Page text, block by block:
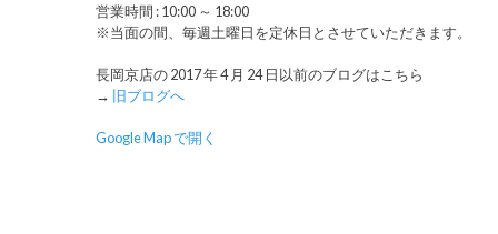
営業時間 : 10:00 ～ 18:00
※当面の間、毎週土曜日を定休日とさせていただきます。
長岡京店の 2017 年 4 月 24 日以前のブログはこちら
→ 旧ブログへ
Google Map で開く